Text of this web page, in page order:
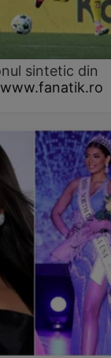
sintetic din
www.fanatik.ro